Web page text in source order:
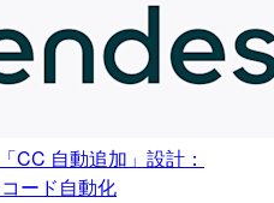
CC 自動追加」設計：
ード自動化